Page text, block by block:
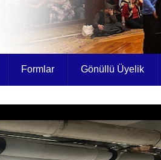
Formlar Gönüllü Üyelik